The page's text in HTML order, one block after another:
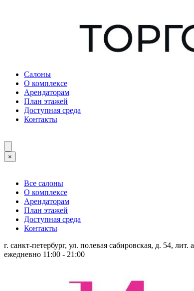
Салоны
О комплексе
Арендаторам
План этажей
Доступная среда
Контакты
×
Все салоны
О комплексе
Арендаторам
План этажей
Доступная среда
Контакты
г. санкт-петербург, ул. полевая сабировская, д. 54, лит. а
ежедневно 11:00 - 21:00